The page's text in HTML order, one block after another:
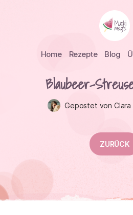
Home Rezepte Blog
Blaubeer-
Gepostet von Clara
ZURÜCK